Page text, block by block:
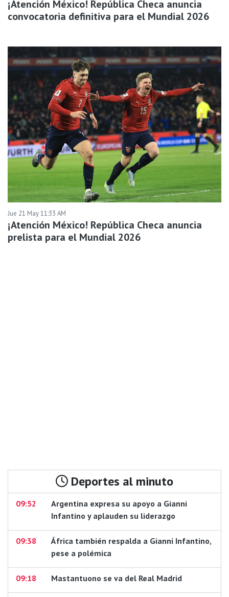
¡Atención México! República Checa anuncia
convocatoria definitiva para el Mundial 2026
Jue 21 May 11:33 AM
¡Atención México! República Checa anuncia
prelista para el Mundial 2026
Deportes al minuto
09:52
Argentina expresa su apoyo a Gianni
Infantino y aplauden su liderazgo
09:38
África también respalda a Gianni Infantino,
pese a polémica
09:18 Mastantuono se va del Real Madrid